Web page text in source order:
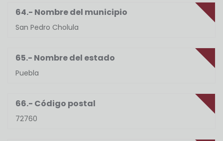
64.- Nombre del municipio
San Pedro Cholula
65.- Nombre del estado
Puebla
66.- Código postal
72760